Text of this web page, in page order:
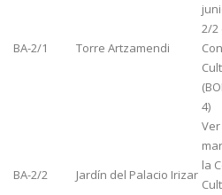
BA-2/1 Torre Artzamendi
2/2
4)
BA-2/2 Jardín del Palacio Irizar
la